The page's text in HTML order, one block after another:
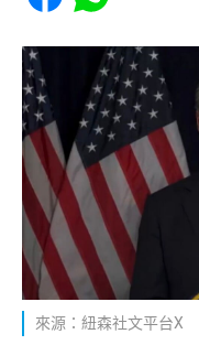
來源：紐森社文平台X